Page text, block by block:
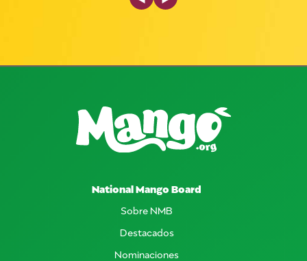
National Mango Board
Sobre NMB
Destacados
Nominaciones